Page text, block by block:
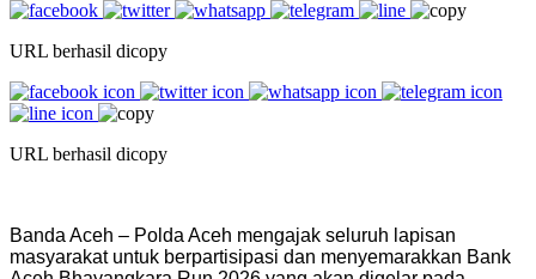
URL berhasil dicopy
URL berhasil dicopy
Banda Aceh – Polda Aceh mengajak seluruh lapisan
masyarakat untuk berpartisipasi dan menyemarakkan Bank